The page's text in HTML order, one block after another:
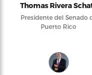
Thomas Rivera
Presidente del Senado
Puerto Rico